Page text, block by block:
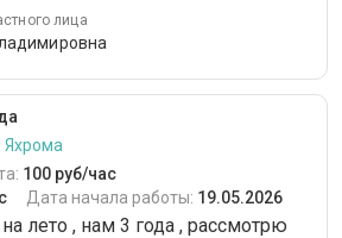
лица
Яхрома
100 руб/час
Дата начала работы: 19.05.2026
лето , нам 3 года , рассмотрю